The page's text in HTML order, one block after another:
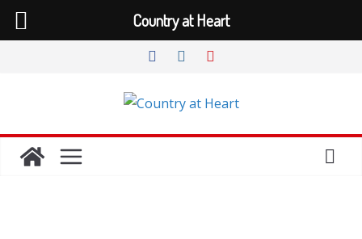
Country at Heart